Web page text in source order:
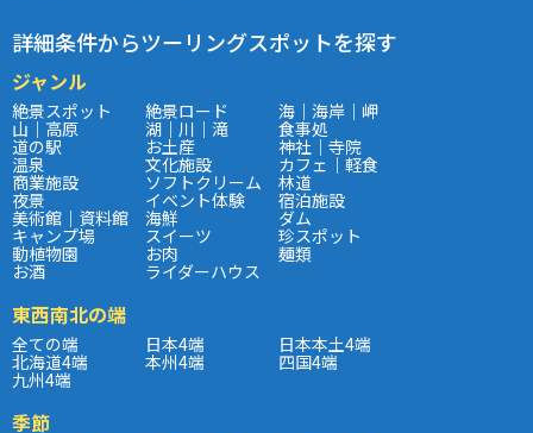
詳細条件からツーリングスポットを探す
ジャンル
絶景スポット 絶景ロード 海｜海岸｜岬
山｜高原 湖｜川｜滝 食事処
道の駅 お土産 神社｜寺院
温泉 文化施設 カフェ｜軽食
商業施設 ソフトクリーム 林道
夜景 イベント体験 宿泊施設
美術館｜資料館 海鮮 ダム
キャンプ場 スイーツ 珍スポット
動植物園 お肉 麺類
お酒 ライダーハウス
東西南北の端
全ての端 日本4端 日本本土4端
北海道4端 本州4端 四国4端
九州4端
季節